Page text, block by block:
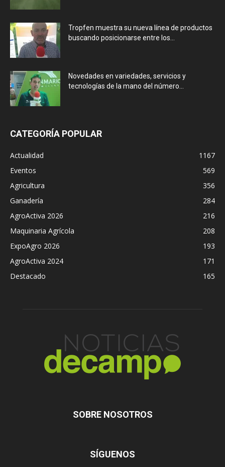
Tropfen muestra su nueva línea de productos
buscando posicionarse entre los...
Novedades en variedades, servicios y
tecnologías de la mano del número...
CATEGORÍA POPULAR
Actualidad
1167
Eventos
569
Agricultura
356
Ganadería
284
AgroActiva 2026
216
Maquinaria Agrícola
208
ExpoAgro 2026
193
AgroActiva 2024
171
Destacado
165
SOBRE NOSOTROS
SÍGUENOS